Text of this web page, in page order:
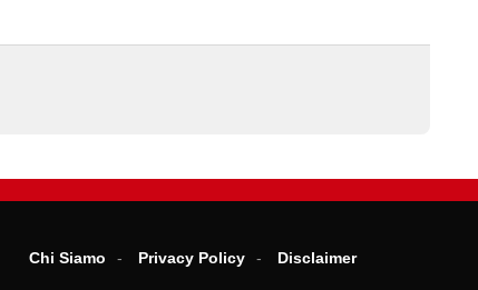
Chi Siamo Privacy Policy Disclaimer